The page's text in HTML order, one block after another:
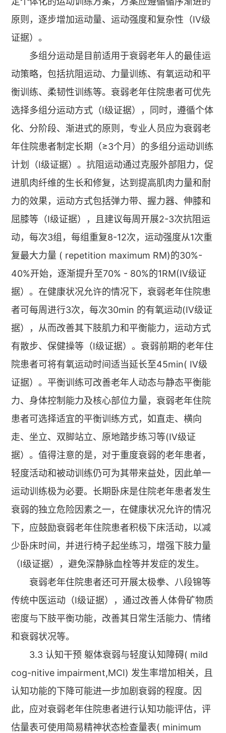
原则，逐步增加运动量、运动强度和复杂性（Ⅳ级
证据）。
多组分运动是目前适用于衰弱老年人的最佳运
动策略，包括抗阻运动、力量训练、有氧运动和平
衡训练、柔韧性训练等。衰弱老年住院患者可优先
选择多组分运动方式（Ⅰ级证据），同时，遵循个体
化、分阶段、渐进式的原则，专业人员应为衰弱老
年住院患者制定长期（≥3个月）的多组分运动训练
计划（Ⅰ级证据）。抗阻运动通过克服外部阻力，促
进肌肉纤维的生长和修复，达到提高肌肉力量和耐
力的效果，运动方式包括弹力带、握力器、伸膝和
屈膝等（Ⅰ级证据），且建议每周开展2-3次抗阻运
动，每次3组，每组重复8-12次，运动强度从1次重
复最大力量 ( repetition maximum RM)的30%-
40%开始，逐渐提升至70% - 80%的1RM(Ⅳ级证
据）。在健康状况允许的情况下，衰弱老年住院患
者可每周进行3次，每次30min 的有氧运动(Ⅳ级证
据），从而改善其下肢肌力和平衡能力，运动方式
有散步、保健操等（Ⅰ级证据）。衰弱前期的老年住
院患者可将有氧运动时间适当延长至45min( Ⅳ级
证据）。平衡训练可改善老年人动态与静态平衡能
力、身体控制能力及核心部位力量，衰弱老年住院
患者可选择适宜的平衡训练方式，如直走、横向
走、坐立、双脚站立、原地踏步练习等(Ⅳ级证
据）。值得注意的是，对于重度衰弱的老年患者，
轻度活动和被动训练仍可为其带来益处，因此单一
运动训练极为必要。长期卧床是住院老年患者发生
衰弱的独立危险因素之一，在健康状况允许的情况
下，应鼓励衰弱老年住院患者积极下床活动，以减
少卧床时间，并进行椅子起坐练习，增强下肢力量
（Ⅰ级证据），避免深静脉血栓等并发症的发生。
衰弱老年住院患者还可开展太极拳、八段锦等
传统中医运动（Ⅰ级证据），通过改善人体骨矿物质
密度与下肢平衡功能，改善其日常生活能力、情绪
和衰弱状况等。
3.3 认知干预 躯体衰弱与轻度认知障碍( mild
cog-nitive impairment,MCI) 发生率增加相关，且
认知功能的下降可能进一步加剧衰弱的程度。因
此，应对衰弱老年住院患者进行认知功能评估，评
估量表可使用简易精神状态检查量表( minimum